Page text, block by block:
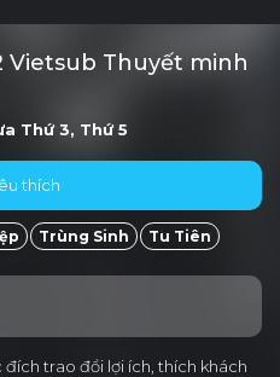
Vietsub Thuyết minh
Thứ 3, Thứ 5
thích
Trùng Sinh Tu Tiên
trao đổi lợi ích, thích khách